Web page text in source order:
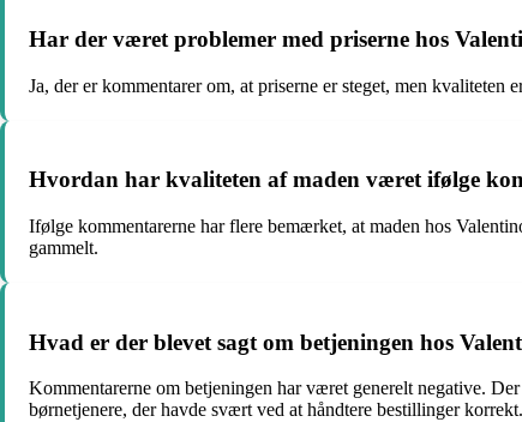
Har der været problemer med priserne hos
Ja, der er kommentarer om, at priserne er steget, men
Hvordan har kvaliteten af maden været ifølge
Ifølge kommentarerne har flere bemærket, at maden hos
gammelt.
Hvad er der blevet sagt om betjeningen hos
Kommentarerne om betjeningen har været generelt negative.
børnetjenere, der havde svært ved at håndtere bestillinger korrekt.